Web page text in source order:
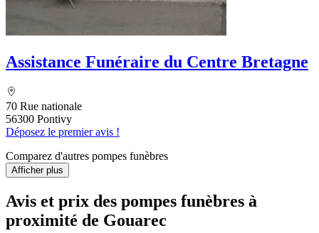
Assistance Funéraire du Centre Bretagne
70 Rue nationale
56300 Pontivy
Déposez le premier avis !
Comparez d'autres pompes funèbres
Afficher plus
Avis et prix des pompes funèbres à
proximité de Gouarec